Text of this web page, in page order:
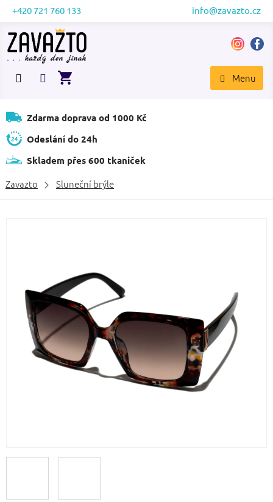
Přejít
obsah
+420 721 760 133 info@zavazto.cz
NÁKUPNÍ
Zdarma doprava od 1000 Kč
Odeslání do 24h
Skladem přes 600 tkaniček
Zavazto Sluneční brýle